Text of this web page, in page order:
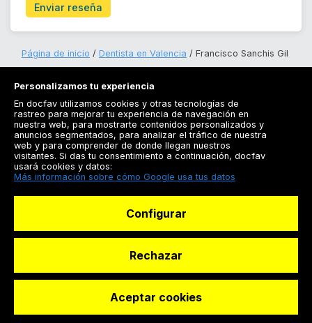
Solicitar reserva
Enviar reseña
Página de inicio Dentista en Valencia Francisco Sanchis Gil
Registrarse
Docfav
© Dashboard Technologies S.L
Personalizamos tu experiencia
En docfav utilizamos cookies y otras tecnologías de
rastreo para mejorar tu experiencia de navegación en
nuestra web, para mostrarte contenidos personalizados y
anuncios segmentados, para analizar el tráfico de nuestra
web y para comprender de donde llegan nuestros
visitantes. Si das tu consentimiento a continuación, docfav
usará cookies y datos:
Más información sobre cómo Google usa tus datos
Configurar
Rechazar
Aceptar cookies